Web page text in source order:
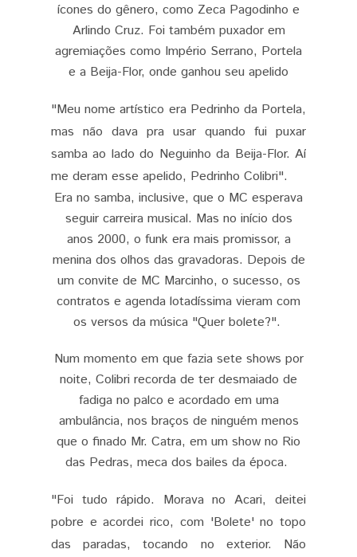
ícones do gênero, como Zeca Pagodinho e
Arlindo Cruz. Foi também puxador em
agremiações como Império Serrano, Portela
e a Beija-Flor, onde ganhou seu apelido
"Meu nome artístico era Pedrinho da Portela,
mas não dava pra usar quando fui puxar
samba ao lado do Neguinho da Beija-Flor. Aí
me deram esse apelido, Pedrinho Colibri".
Era no samba, inclusive, que o MC esperava
seguir carreira musical. Mas no início dos
anos 2000, o funk era mais promissor, a
menina dos olhos das gravadoras. Depois de
um convite de MC Marcinho, o sucesso, os
contratos e agenda lotadíssima vieram com
os versos da música "Quer bolete?".
Num momento em que fazia sete shows por
noite, Colibri recorda de ter desmaiado de
fadiga no palco e acordado em uma
ambulância, nos braços de ninguém menos
que o finado Mr. Catra, em um show no Rio
das Pedras, meca dos bailes da época.
"Foi tudo rápido. Morava no Acari, deitei
pobre e acordei rico, com 'Bolete' no topo
das paradas, tocando no exterior. Não